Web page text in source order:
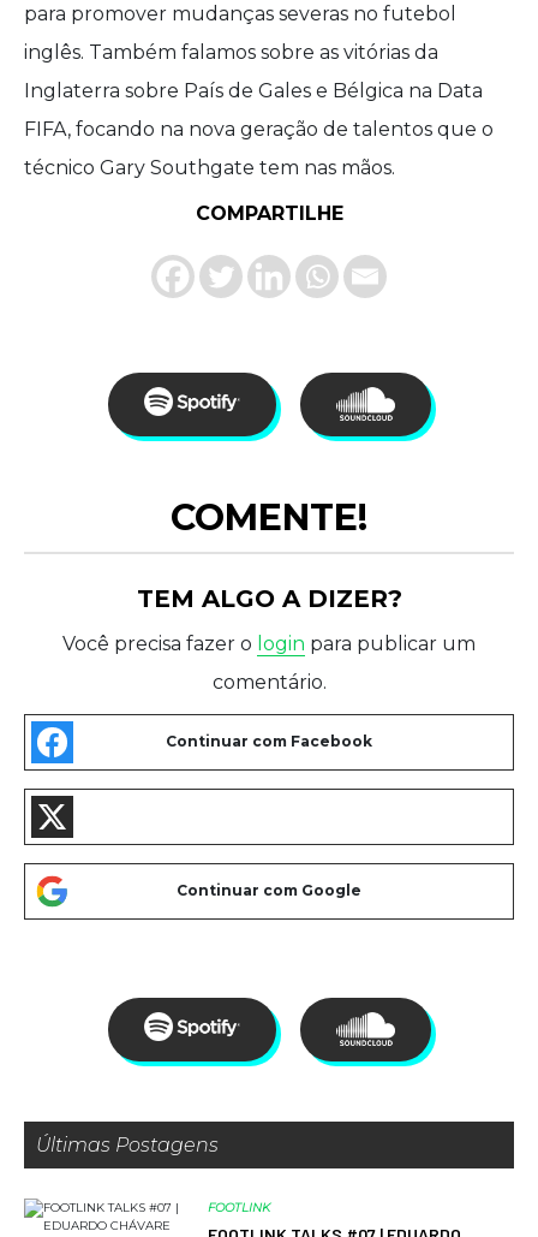
para promover mudanças severas no futebol
inglês. Também falamos sobre as vitórias da
Inglaterra sobre País de Gales e Bélgica na Data
FIFA, focando na nova geração de talentos que o
técnico Gary Southgate tem nas mãos.
COMPARTILHE
COMENTE!
TEM ALGO A DIZER?
Você precisa fazer o login para publicar um
comentário.
Últimas Postagens
FOOTLINK